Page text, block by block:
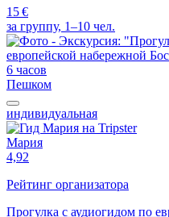
15 €
за группу, 1–10 чел.
6 часов
Пешком
индивидуальная
Мария
4,92
Рейтинг организатора
Прогулка с аудиогидом по